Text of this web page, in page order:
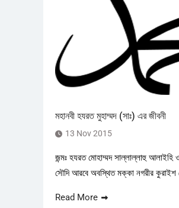
মহানবী হযরত মুহাম্মদ (সাঃ) এর জীবনী
13 Nov 2015
জন্মঃ হযরত মোহাম্মদ সাল্লাল্লাহু আলাইহি
সৌদি আরবে অবস্থিত মক্কা নগরীর কুরাইশ
Read More